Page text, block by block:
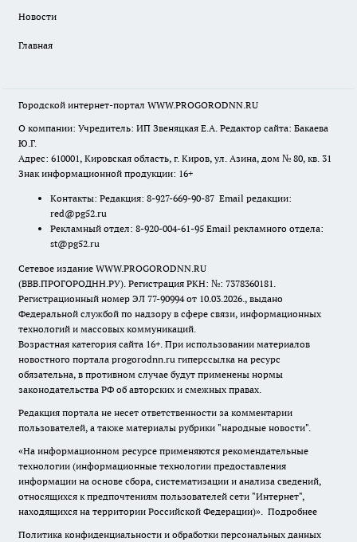
Новости
Главная
Городской интернет-портал WWW.PROGORODNN.RU
О компании: Учредитель: ИП Звеняцкая Е.А. Редактор сайта: Бакаева
Ю.Г.
Адрес: 610001, Кировская область, г. Киров, ул. Азина, дом № 80, кв. 31
Знак информационной продукции: 16+
Контакты: Редакция: 8-927-669-90-87 Email редакции:
red@pg52.ru
Рекламный отдел: 8-920-004-61-95 Email рекламного отдела:
st@pg52.ru
Сетевое издание WWW.PROGORODNN.RU
(ВВВ.ПРОГОРОДНН.РУ). Регистрация РКН: №: 7378360181.
Регистрационный номер ЭЛ 77-90994 от 10.03.2026., выдано
Федеральной службой по надзору в сфере связи, информационных
технологий и массовых коммуникаций.
Возрастная категория сайта 16+. При использовании материалов
новостного портала progorodnn.ru гиперссылка на ресурс
обязательна, в противном случае будут применены нормы
законодательства РФ об авторских и смежных правах.
Редакция портала не несет ответственности за комментарии
пользователей, а также материалы рубрики "народные новости".
«На информационном ресурсе применяются рекомендательные
технологии (информационные технологии предоставления
информации на основе сбора, систематизации и анализа сведений,
относящихся к предпочтениям пользователей сети "Интернет",
находящихся на территории Российской Федерации)». Подробнее
Политика конфиденциальности и обработки персональных данных